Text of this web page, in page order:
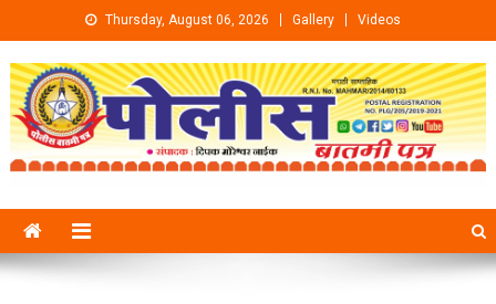
Skip to content Thursday, August 06, 2026 Gallery Videos